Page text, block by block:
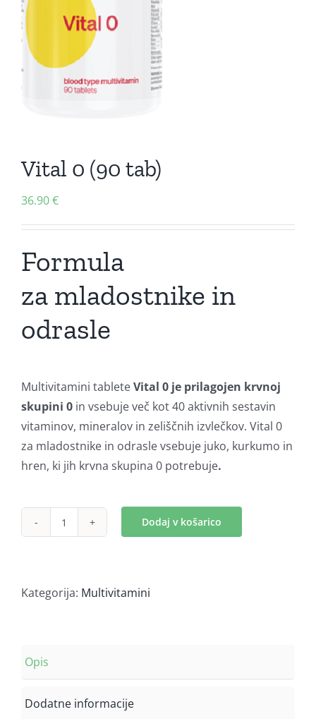
Vital 0 (90 tab)
36.90€
Formula
za mladostnike in
odrasle
Multivitamini tableteVital 0 je prilagojen krvnoj
skupini 0 in vsebuje več kot 40 aktivnih sestavin
vitaminov, mineralov in zeliščnih izvlečkov. Vital 0
za mladostnike in odrasle vsebuje juko, kurkumo in
hren, ki jih krvna skupina 0 potrebuje.
Vital
tab)
Dodaj v košarico
Kategorija: Multivitamini
Opis
Dodatne informacije